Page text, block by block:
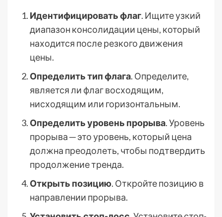
Идентифицировать флаг. Ищите узкий
диапазон консолидации цены, который
находится после резкого движения
цены.
Определить тип флага. Определите,
является ли флаг восходящим,
нисходящим или горизонтальным.
Определить уровень прорыва. Уровень
прорыва ─ это уровень, который цена
должна преодолеть, чтобы подтвердить
продолжение тренда.
Открыть позицию. Откройте позицию в
направлении прорыва.